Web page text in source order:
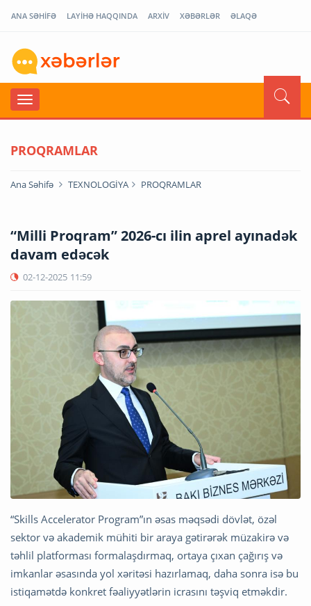
ANA SƏHİFƏ LAYİHƏ HAQQINDA ARXİV XƏBƏRLƏR ƏLAQƏ
PROQRAMLAR
Ana Səhifə TEXNOLOGİYA PROQRAMLAR
“Milli Proqram” 2026-cı ilin aprel ayınadək
davam edəcək
02-12-2025 11:59
“Skills Accelerator Program”ın əsas məqsədi dövlət, özəl
sektor və akademik mühiti bir araya gətirərək müzakirə və
təhlil platforması formalaşdırmaq, ortaya çıxan çağırış və
imkanlar əsasında yol xəritəsi hazırlamaq, daha sonra isə bu
istiqamətdə konkret fəaliyyətlərin icrasını təşviq etməkdir.